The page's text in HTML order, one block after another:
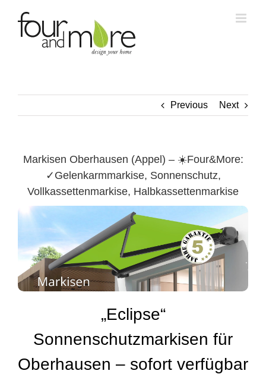
content
Previous Next
Markisen Oberhausen (Appel) – ☀️Four&More:
✓Gelenkarmmarkise, Sonnenschutz,
Vollkassettenmarkise, Halbkassettenmarkise
Oberhausen
„Eclipse“
Sonnenschutzmarkisen für
Oberhausen – sofort verfügbar